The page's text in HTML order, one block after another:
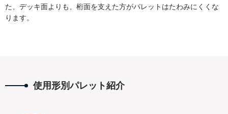
た、デッキ面よりも、桁面を支えた方がパレットはたわみにくくな
ります。
使用形別パレット紹介